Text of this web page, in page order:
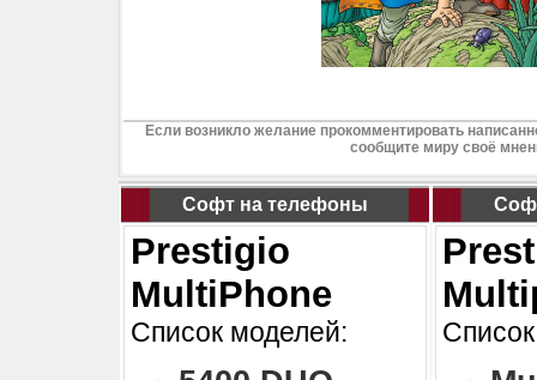
Если возникло желание прокомментировать
сообщите миру своё
Софт на телефоны
Prestigio
MultiPhone
Список моделей: